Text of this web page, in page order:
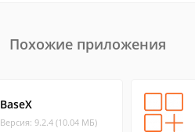
Похожие приложения
BaseX
Версия: 9.2.4 (10.04 МБ)